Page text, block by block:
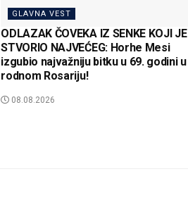
GLAVNA VEST
ODLAZAK ČOVEKA IZ SENKE KOJI JE
STVORIO NAJVEĆEG: Horhe Mesi
izgubio najvažniju bitku u 69. godini u
rodnom Rosariju!
08.08.2026